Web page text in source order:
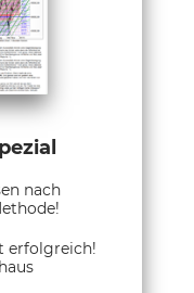
nach
erfolgreich!